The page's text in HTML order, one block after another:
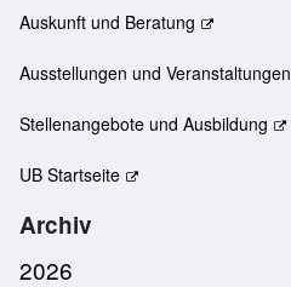
Auskunft und Beratung
Ausstellungen und Veranstaltungen
Stellenangebote und Ausbildung
UB Startseite
Archiv
2026